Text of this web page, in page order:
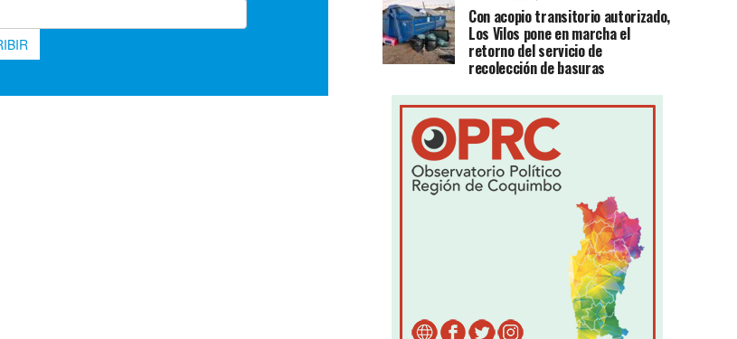
Con acopio transitorio autorizado,
Los Vilos pone en marcha el
retorno del servicio de
recolección de basuras